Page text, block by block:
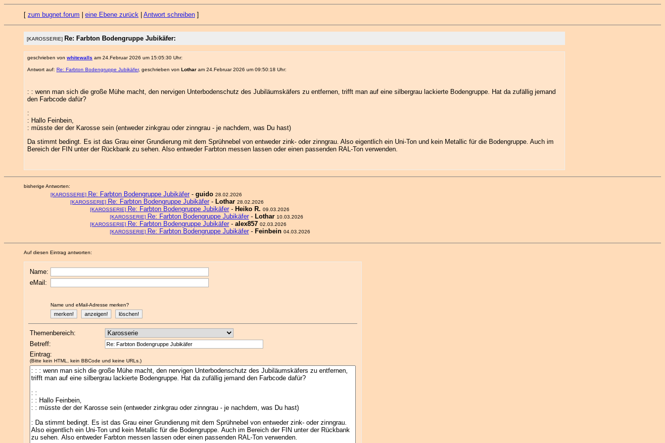
[ zum bugnet.forum eine Ebene zurück Antwort schreiben ]
[KAROSSERIE] Re: Farbton Bodengruppe Jubikäfer:
geschrieben von whitewalls am 24.Februar 2026 um 15:05:30 Uhr:
Antwort auf: Re: Farbton Bodengruppe Jubikäfer, geschrieben von Lothar am 24.Februar 2026 um 09:50:18 Uhr:
: : wenn man sich die große Mühe macht, den nervigen Unterbodenschutz des Jubiläumskäfers zu entfernen, trifft man auf eine silbergrau lackierte Bodengruppe. Hat da zufällig jemand
den Farbcode dafür?
:
: Hallo Feinbein,
: müsste der der Karosse sein (entweder zinkgrau oder zinngrau - je nachdem, was Du hast)
Da stimmt bedingt. Es ist das Grau einer Grundierung mit dem Sprühnebel von entweder zink- oder zinngrau. Also eigentlich ein Uni-Ton und kein Metallic für die Bodengruppe. Auch im
Bereich der FIN unter der Rückbank zu sehen. Also entweder Farbton messen lassen oder einen passenden RAL-Ton verwenden.
bisherige Antworten:
[KAROSSERIE] Re: Farbton Bodengruppe Jubikäfer- guido 28.02.2026
[KAROSSERIE] Re: Farbton Bodengruppe Jubikäfer- Lothar 28.02.2026
[KAROSSERIE] Re: Farbton Bodengruppe Jubikäfer- Heiko R. 09.03.2026
[KAROSSERIE] Re: Farbton Bodengruppe Jubikäfer- Lothar 10.03.2026
[KAROSSERIE] Re: Farbton Bodengruppe Jubikäfer- alex857 02.03.2026
[KAROSSERIE] Re: Farbton Bodengruppe Jubikäfer- Feinbein 04.03.2026
Auf diesen Eintrag antworten:
Name:
eMail:
Name und eMail-Adresse merken?
Themenbereich:
Betreff:
Eintrag:
(Bitte kein HTML, kein BBCode und keine URLs.)